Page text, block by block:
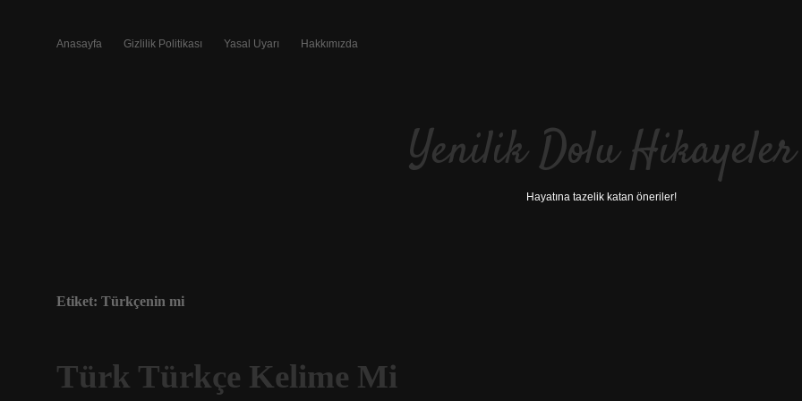
Anasayfa Gizlilik Politikası Yasal Uyarı Hakkımızda
Yenilik Dolu Hikayeler
Hayatına tazelik katan öneriler!
Etiket: Türkçenin mi
Türk Türkçe Kelime Mi